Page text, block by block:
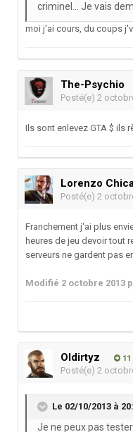
criminel... Je vais
moi j'ai cours, du coups
The-Psychio
Posté(e) 2
Ils sont enlevez GTA $ ils
Lorenzo
Posté(e) 2
Franchement j'ai plus
heures de jeu devoir tout
serveurs ne gardent pas
Modifié 2 octobre 2013
Oldirtyz 11
Posté(e) 2
Le 02/10/2013 à
Je ne peux pas